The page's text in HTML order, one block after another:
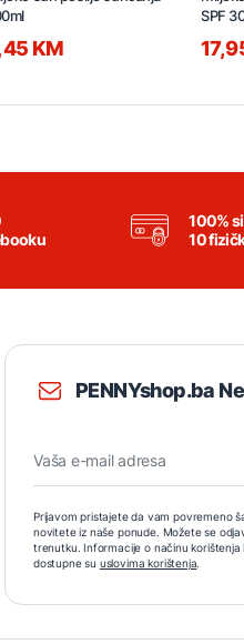
KM
SPF
100%
10
PENNYshop.ba
Prijavom pristajete da vam povremeno
novitete iz naše ponude. Možete se
trenutku. Informacije o načinu korištenja
dostupne su uslovima korištenja.